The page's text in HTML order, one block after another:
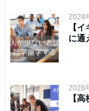
2024
【
に通
2026
【